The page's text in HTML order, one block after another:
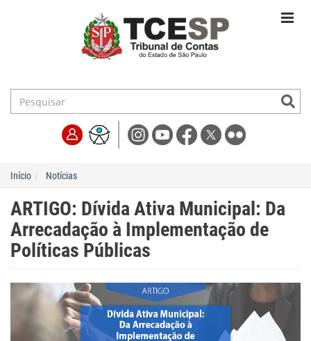
Início Notícias
ARTIGO: Dívida Ativa Municipal: Da
Arrecadação à Implementação de
Políticas Públicas